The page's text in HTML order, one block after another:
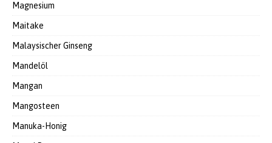
Magnesium
Maitake
Malaysischer Ginseng
Mandelöl
Mangan
Mangosteen
Manuka-Honig